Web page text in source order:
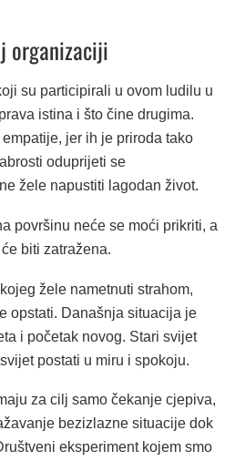
organizaciji
su participirali u ovom ludilu u
istina i što čine drugima.
jer ih je priroda tako
oduprijeti se
žele napustiti lagodan život.
površinu neće se moći prikriti, a
biti zatražena.
žele nametnuti strahom,
opstati. Današnja situacija je
i početak novog. Stari svijet
postati u miru i spokoju.
za cilj samo čekanje cjepiva,
bezizlazne situacije dok
eksperiment kojem smo